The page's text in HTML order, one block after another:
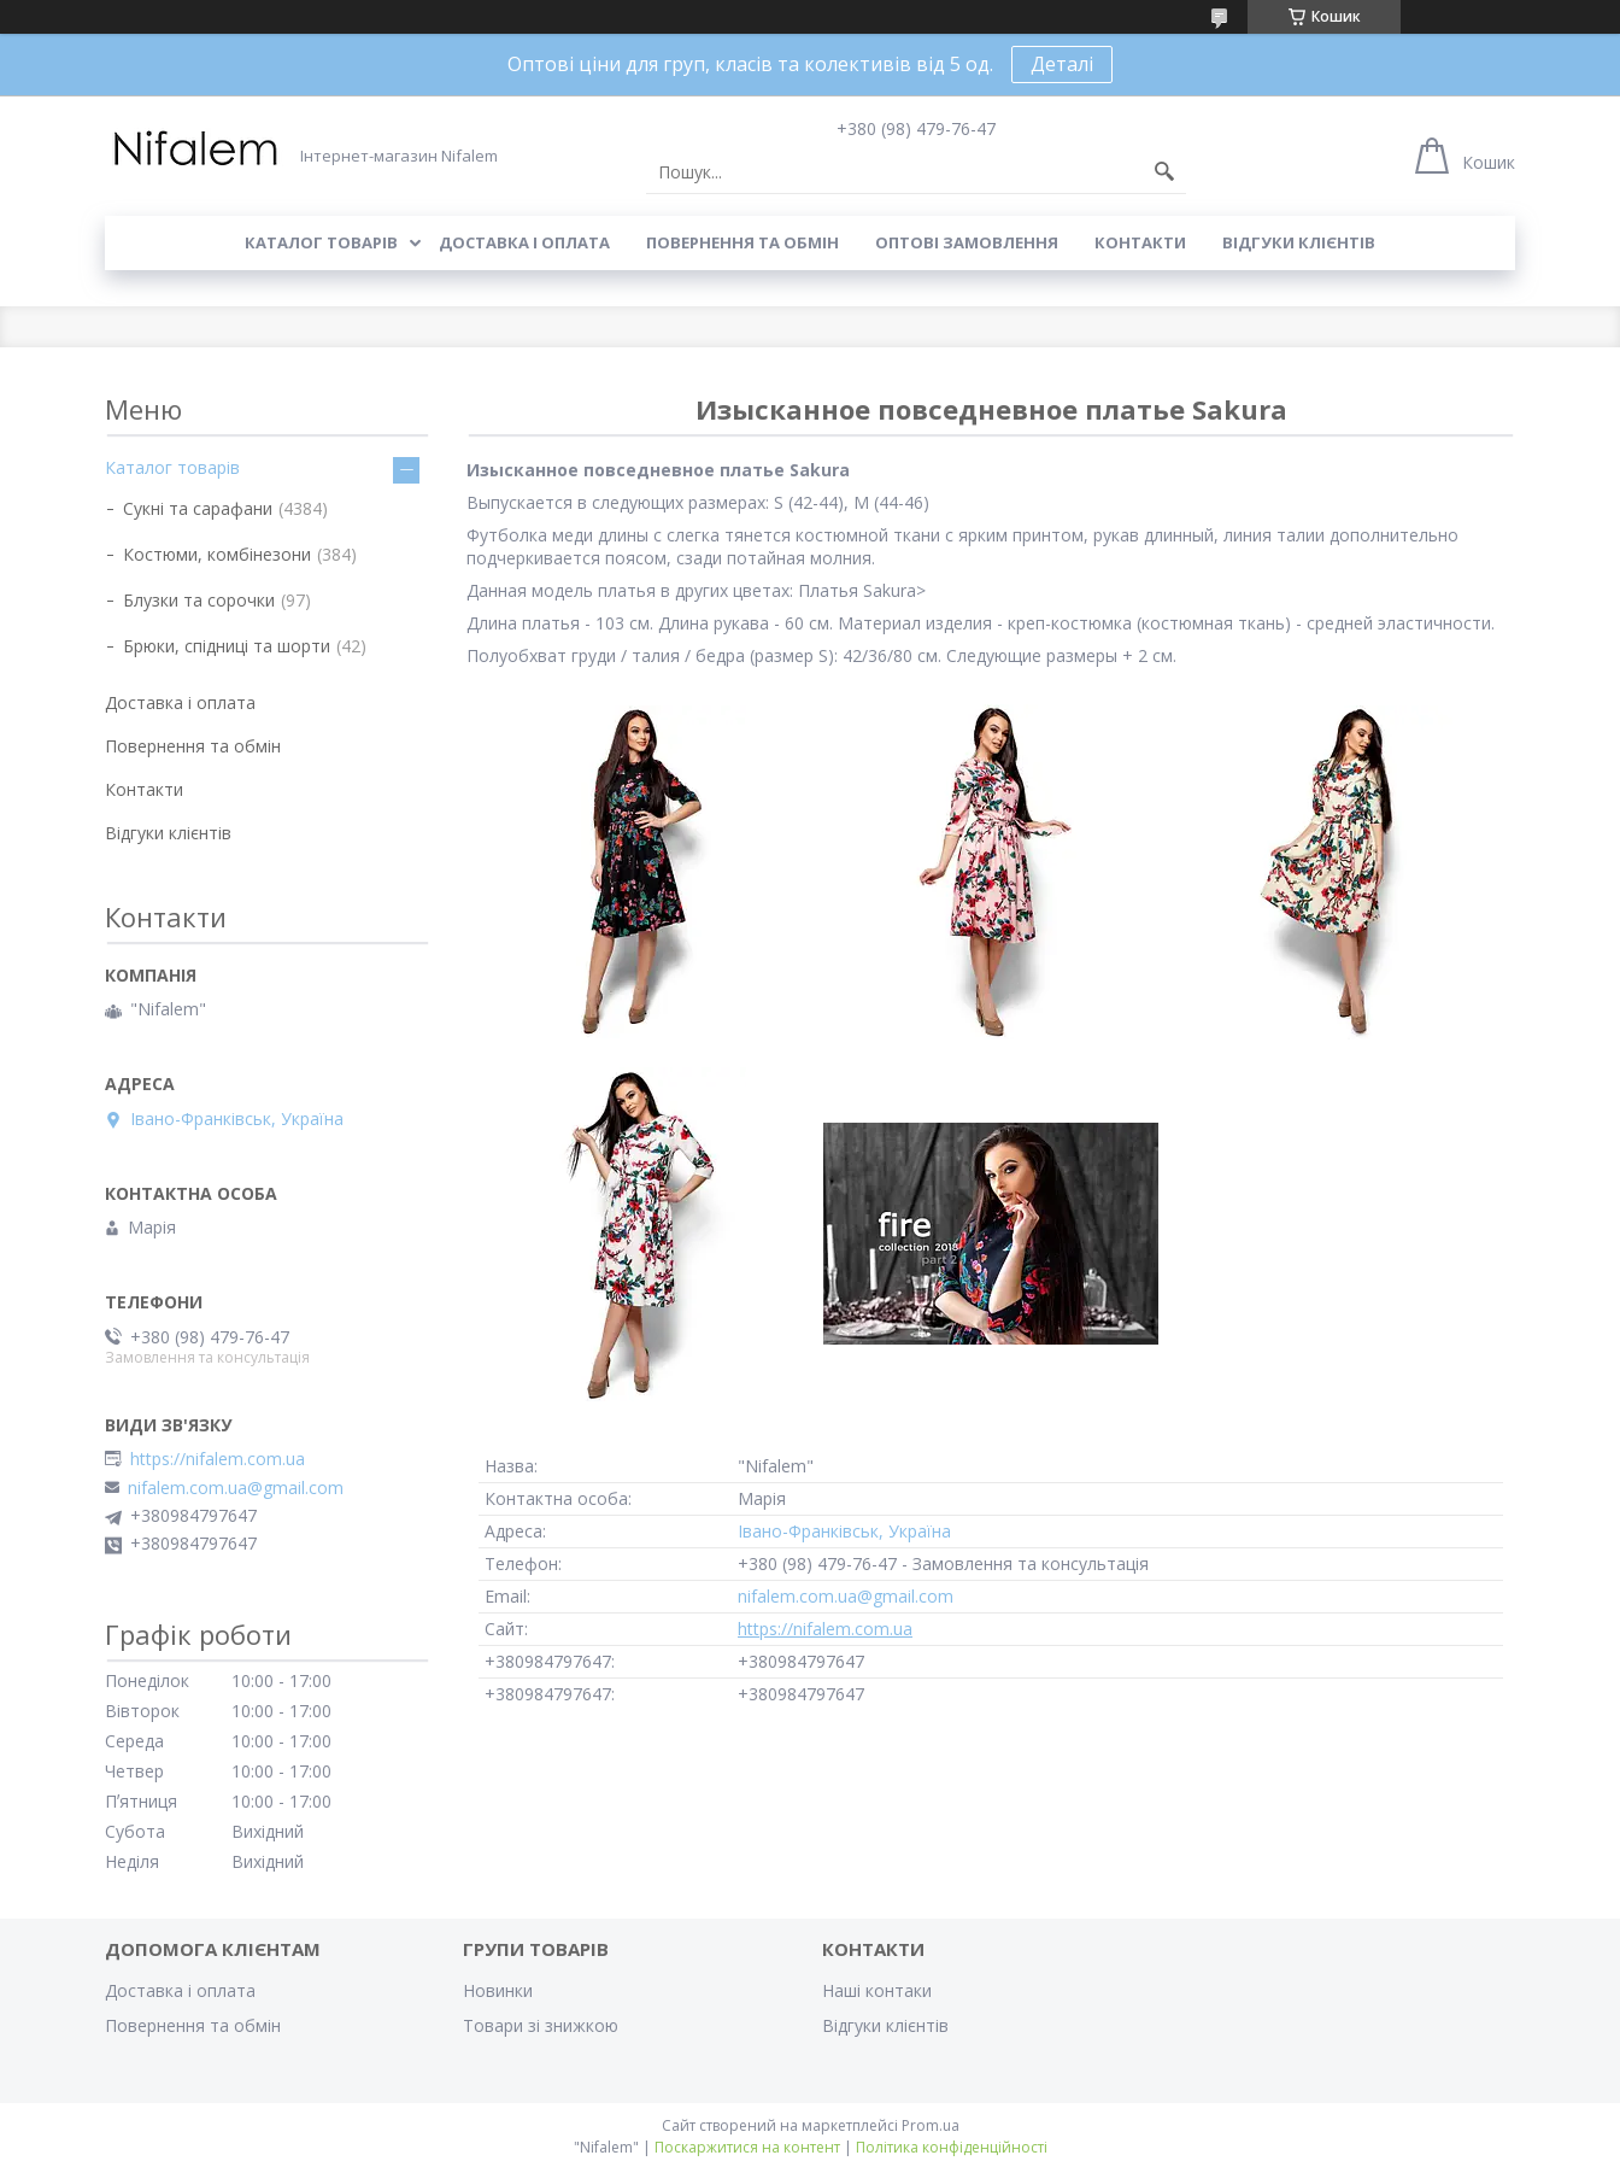
Кошик
Оптові ціни для груп, класів та колективів від 5 од. Деталі
Інтернет-магазин Nifalem
+380 (98) 479-76-47
Кошик
КАТАЛОГ ТОВАРІВ ДОСТАВКА І ОПЛАТА ПОВЕРНЕННЯ ТА ОБМІН ОПТОВІ ЗАМОВЛЕННЯ КОНТАКТИ ВІДГУКИ КЛІЄНТІВ
Изысканное повседневное платье Sakura
Изысканное повседневное платье Sakura
Выпускается в следующих размерах: S (42-44), M (44-46)
Футболка меди длины с слегка тянется костюмной ткани с ярким принтом, рукав длинный, линия талии дополнительно
подчеркивается поясом, сзади потайная молния.
Данная модель платья в других цветах: Платья Sakura>
Длина платья - 103 см. Длина рукава - 60 см. Материал изделия - креп-костюмка (костюмная ткань) - средней эластичности.
Полуобхват груди / талия / бедра (размер S): 42/36/80 см. Следующие размеры + 2 см.
"Nifalem"
Марія
Івано-Франківськ, Україна
+380 (98) 479-76-47
Замовлення та консультація
nifalem.com.ua@gmail.com
https://nifalem.com.ua
+380984797647
+380984797647
Каталог товарів
Сукні та сарафани 4384
Костюми, комбінезони 384
Блузки та сорочки 97
Брюки, спідниці та шорти 42
Доставка і оплата
Повернення та обмін
Контакти
Відгуки клієнтів
Контакти
"Nifalem"
Івано-Франківськ, Україна
Марія
+380 (98) 479-76-47
Замовлення та консультація
https://nifalem.com.ua
nifalem.com.ua@gmail.com
+380984797647
+380984797647
Графік роботи
Понеділок 10:00
17:00
Вівторок
10:00
17:00
Середа
10:00
17:00
Четвер
10:00
17:00
Пʼятниця
10:00
17:00
Субота
Вихідний
Неділя
Вихідний
ДОПОМОГА КЛІЄНТАМ
Доставка і оплата
Повернення та обмін
ГРУПИ ТОВАРІВ
Новинки
Товари зі знижкою
КОНТАКТИ
Наші контаки
Відгуки клієнтів
Сайт створений на маркетплейсі Prom.ua
"Nifalem" | Поскаржитися на контент | Політика конфіденційності